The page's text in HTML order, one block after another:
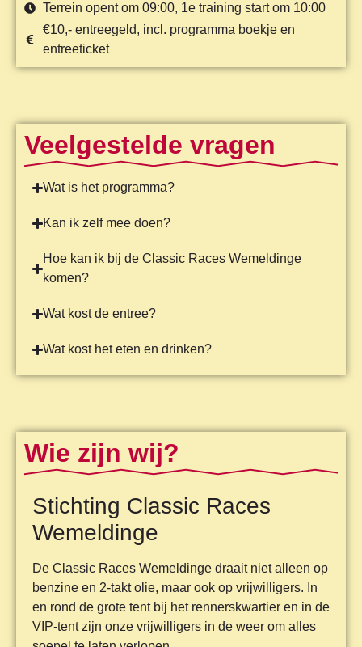
Terrein opent om 09:00, 1e training start om 10:00
€10,- entreegeld, incl. programma boekje en
entreeticket
Veelgestelde vragen
Wat is het programma?
Kan ik zelf mee doen?
Hoe kan ik bij de Classic Races Wemeldinge
komen?
Wat kost de entree?
Wat kost het eten en drinken?
Wie zijn wij?
Stichting Classic Races
Wemeldinge
De Classic Races Wemeldinge draait niet alleen op
benzine en 2-takt olie, maar ook op vrijwilligers. In
en rond de grote tent bij het rennerskwartier en in de
VIP-tent zijn onze vrijwilligers in de weer om alles